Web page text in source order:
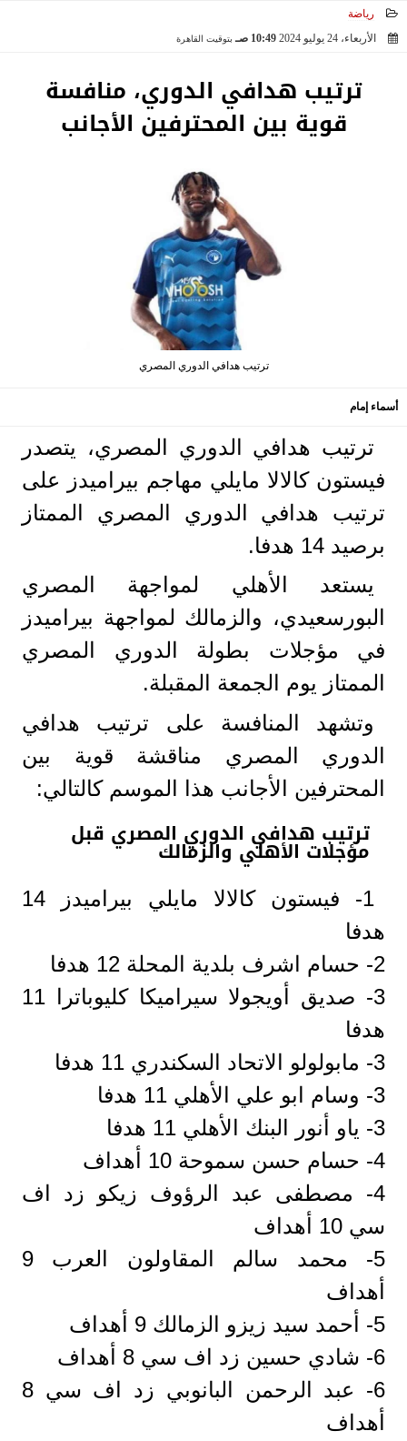
رياضة
الأربعاء، 24 يوليو 2024
10:49 صـ بتوقيت القاهرة
ترتيب هدافي الدوري، منافسة
قوية بين المحترفين الأجانب
ترتيب هدافي الدوري المصري
أسماء إمام
ترتيب هدافي الدوري المصري، يتصدر
فيستون كالالا مايلي مهاجم بيراميدز على
ترتيب هدافي الدوري المصري الممتاز
برصيد 14 هدفا.
يستعد الأهلي لمواجهة المصري
البورسعيدي، والزمالك لمواجهة بيراميدز
في مؤجلات بطولة الدوري المصري
الممتاز يوم الجمعة المقبلة.
وتشهد المنافسة على ترتيب هدافي
الدوري المصري مناقشة قوية بين
المحترفين الأجانب هذا الموسم كالتالي:
ترتيب هدافي الدوري المصري قبل
مؤجلات الأهلي والزمالك
1- فيستون كالالا مايلي بيراميدز 14
هدفا
2- حسام اشرف بلدية المحلة 12 هدفا
3- صديق أويجولا سيراميكا كليوباترا 11
هدفا
3- مابولولو الاتحاد السكندري 11 هدفا
3- وسام ابو علي الأهلي 11 هدفا
3- ياو أنور البنك الأهلي 11 هدفا
4- حسام حسن سموحة 10 أهداف
4- مصطفى عبد الرؤوف زيكو زد اف
سي 10 أهداف
5- محمد سالم المقاولون العرب 9
أهداف
5- أحمد سيد زيزو الزمالك 9 أهداف
6- شادي حسين زد اف سي 8 أهداف
6- عبد الرحمن البانوبي زد اف سي 8
أهداف